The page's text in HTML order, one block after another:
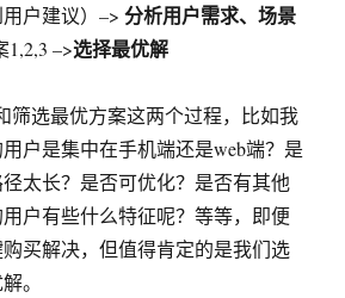
户建议）–>分析用户需求、场景
1,2,3 –>选择最优解
筛选最优方案这两个过程，比如我
户是集中在手机端还是web端？是
太长？是否可优化？是否有其他
户有些什么特征呢？等等，即便
买解决，但值得肯定的是我们选
。